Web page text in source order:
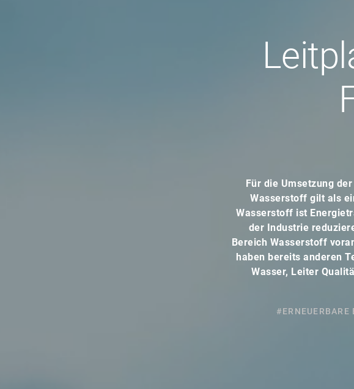
Für die Umsetzung
Wasserstoff gilt als
Wasserstoff ist
der Industrie
Bereich Wasserstoff
haben bereits anderen
Wasser, Leiter
#ERNEUERBARE